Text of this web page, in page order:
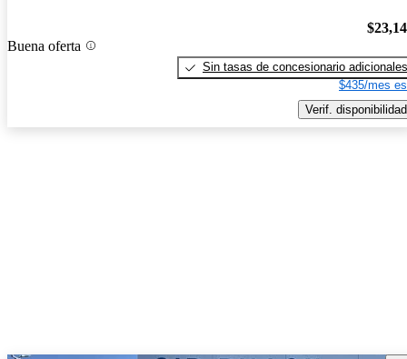
Buena oferta
Sin tasas de concesionario adicionales
$435/mes
Verif. disponibilidad